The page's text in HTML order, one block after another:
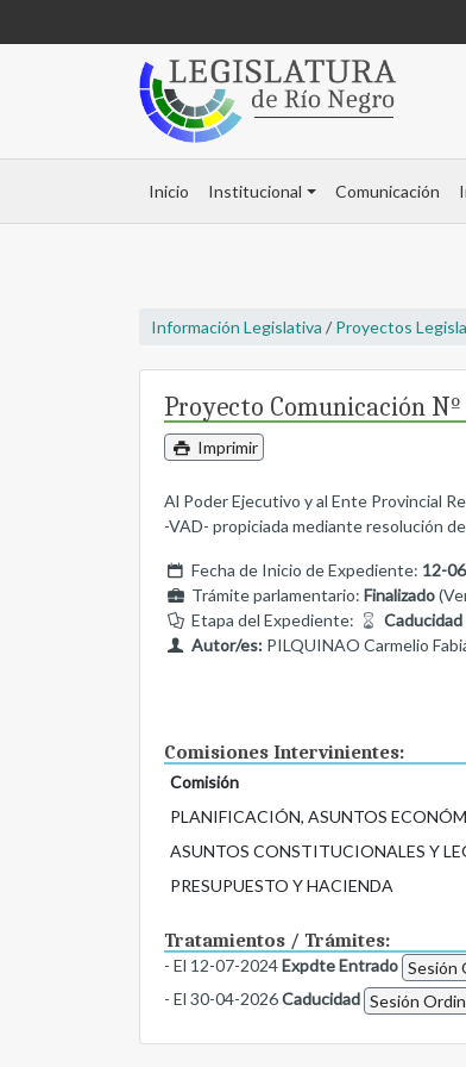
Inicio Institucional Comunicación
Información Legislativa / Proyectos
Proyecto Comunicación
Imprimir
Al Poder Ejecutivo y al Ente Provincial
-VAD- propiciada mediante resolución
Fecha de Inicio de Expediente: 12-
Trámite parlamentario: Finalizado
Etapa del Expediente:
Caducidad
Autor/es:PILQUINAO Carmelio
Comisiones Intervinientes:
Comisión
PLANIFICACIÓN, ASUNTOS
ASUNTOS CONSTITUCIONALES Y
PRESUPUESTO Y HACIENDA
Tratamientos / Trámites:
- El 12-07-2024Expdte Entrado Sesión
- El 30-04-2026Caducidad Sesión